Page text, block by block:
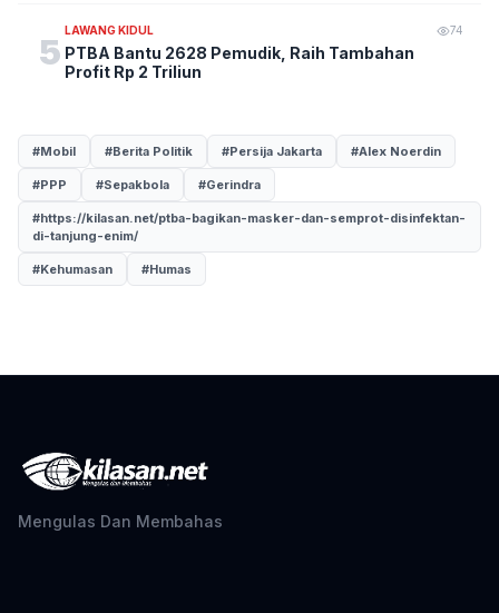
5
LAWANG KIDUL 74
PTBA Bantu 2628 Pemudik, Raih Tambahan
Profit Rp 2 Triliun
#Mobil #Berita Politik #Persija Jakarta #Alex Noerdin
#PPP #Sepakbola #Gerindra
#https://kilasan.net/ptba-bagikan-masker-dan-semprot-disinfektan-
di-tanjung-enim/
#Kehumasan #Humas
Mengulas Dan Membahas